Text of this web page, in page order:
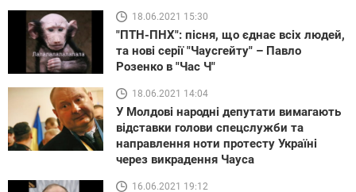
18.06.2021 15:30
"ПТН-ПНХ": пісня, що єднає всіх людей,
та нові серії "Чаусгейту" – Павло
Розенко в "Час Ч"
18.06.2021 14:04
У Молдові народні депутати вимагають
відставки голови спецслужби та
направлення ноти протесту Україні
через викрадення Чауса
16.06.2021 19:12